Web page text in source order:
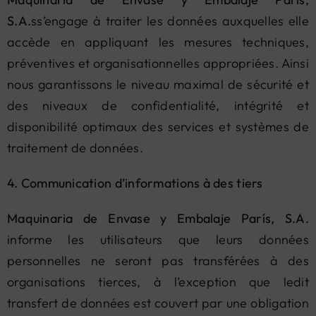
S.A.ss’engage à traiter les données auxquelles elle
accède en appliquant les mesures techniques,
préventives et organisationnelles appropriées. Ainsi
nous garantissons le niveau maximal de sécurité et
des niveaux de confidentialité, intégrité et
disponibilité optimaux des services et systèmes de
traitement de données.
4. Communication d’informations à des tiers
Maquinaria de Envase y Embalaje París, S.A.
informe les utilisateurs que leurs données
personnelles ne seront pas transférées à des
organisations tierces, à l’exception que ledit
transfert de données est couvert par une obligation